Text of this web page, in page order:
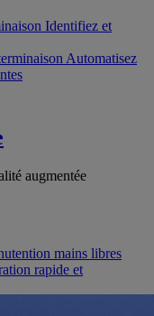
Identifiez et
Automatisez
augmentée
mains libres
rapide et